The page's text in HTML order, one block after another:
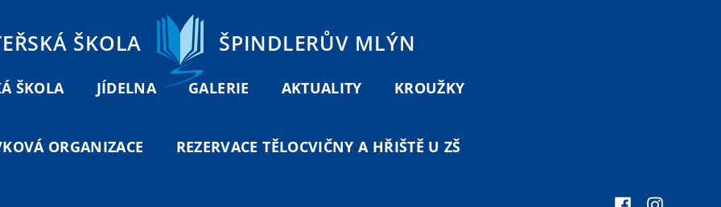
ŠKOLA ŠPINDLERŮV MLÝN
ŠKOLA JÍDELNA GALERIE AKTUALITY KROUŽKY
ORGANIZACE REZERVACE TĚLOCVIČNY A HŘIŠTĚ U ZŠ